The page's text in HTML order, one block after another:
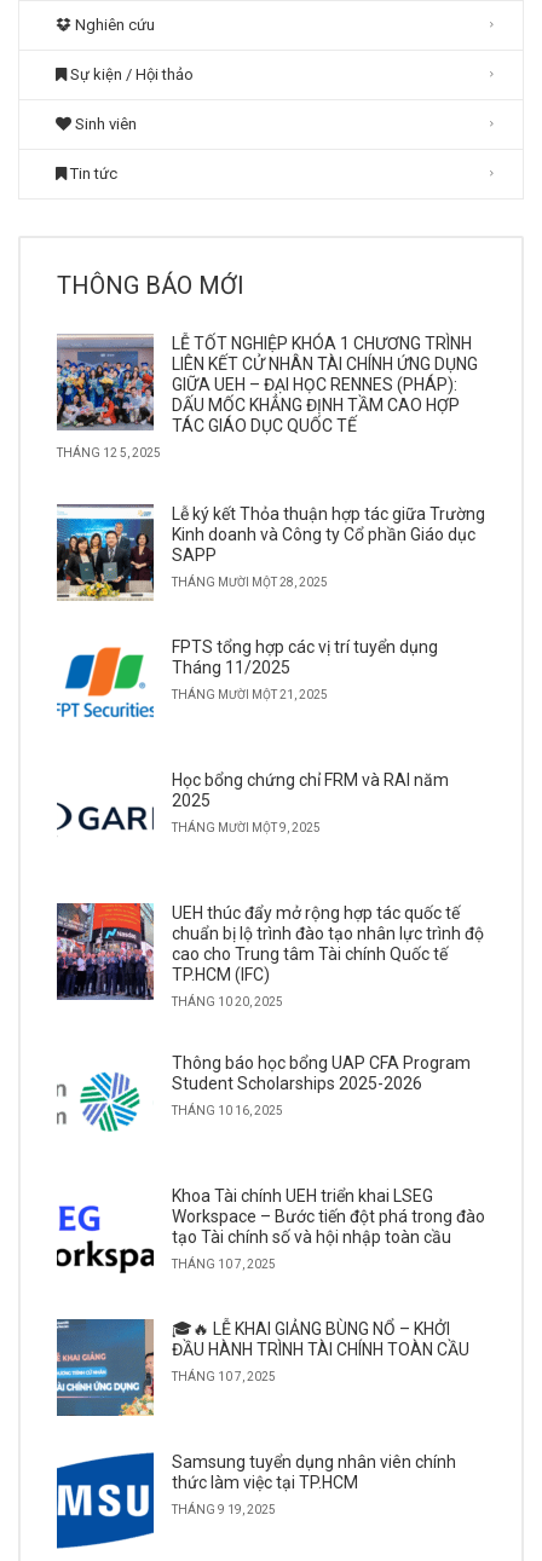
Nghiên cứu
Sự kiện / Hội thảo
Sinh viên
Tin tức
THÔNG BÁO MỚI
LỄ TỐT NGHIỆP KHÓA 1 CHƯƠNG TRÌNH
LIÊN KẾT CỬ NHÂN TÀI CHÍNH ỨNG DỤNG
GIỮA UEH – ĐẠI HỌC RENNES (PHÁP):
DẤU MỐC KHẲNG ĐỊNH TẦM CAO HỢP
TÁC GIÁO DỤC QUỐC TẾ
THÁNG 12 5, 2025
Lễ ký kết Thỏa thuận hợp tác giữa Trường
Kinh doanh và Công ty Cổ phần Giáo dục
SAPP
THÁNG MƯỜI MỘT 28, 2025
FPTS tổng hợp các vị trí tuyển dụng
Tháng 11/2025
THÁNG MƯỜI MỘT 21, 2025
Học bổng chứng chỉ FRM và RAI năm
2025
THÁNG MƯỜI MỘT 9, 2025
UEH thúc đẩy mở rộng hợp tác quốc tế
chuẩn bị lộ trình đào tạo nhân lực trình độ
cao cho Trung tâm Tài chính Quốc tế
TP.HCM (IFC)
THÁNG 10 20, 2025
Thông báo học bổng UAP CFA Program
Student Scholarships 2025-2026
THÁNG 10 16, 2025
Khoa Tài chính UEH triển khai LSEG
Workspace – Bước tiến đột phá trong đào
tạo Tài chính số và hội nhập toàn cầu
THÁNG 10 7, 2025
🎓🔥 LỄ KHAI GIẢNG BÙNG NỔ – KHỞI
ĐẦU HÀNH TRÌNH TÀI CHÍNH TOÀN CẦU
THÁNG 10 7, 2025
Samsung tuyển dụng nhân viên chính
thức làm việc tại TP.HCM
THÁNG 9 19, 2025